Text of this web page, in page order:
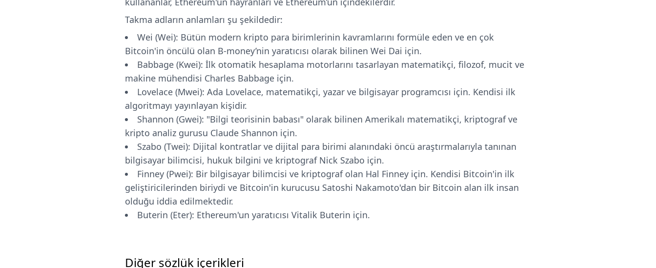
Takma adların anlamları şu şekildedir:
Wei (Wei): Bütün modern kripto para birimlerinin kavramlarını formüle eden ve en çok
Bitcoin'in öncülü olan B-money’nin yaratıcısı olarak bilinen Wei Dai için.
Babbage (Kwei): İlk otomatik hesaplama motorlarını tasarlayan matematikçi, filozof, mucit ve
makine mühendisi Charles Babbage için.
Lovelace (Mwei): Ada Lovelace, matematikçi, yazar ve bilgisayar programcısı için. Kendisi ilk
algoritmayı yayınlayan kişidir.
Shannon (Gwei): "Bilgi teorisinin babası" olarak bilinen Amerikalı matematikçi, kriptograf ve
kripto analiz gurusu Claude Shannon için.
Szabo (Twei): Dijital kontratlar ve dijital para birimi alanındaki öncü araştırmalarıyla tanınan
bilgisayar bilimcisi, hukuk bilgini ve kriptograf Nick Szabo için.
Finney (Pwei): Bir bilgisayar bilimcisi ve kriptograf olan Hal Finney için. Kendisi Bitcoin'in ilk
geliştiricilerinden biriydi ve Bitcoin'in kurucusu Satoshi Nakamoto'dan bir Bitcoin alan ilk insan
olduğu iddia edilmektedir.
Buterin (Eter): Ethereum'un yaratıcısı Vitalik Buterin için.
Diğer sözlük içerikleri